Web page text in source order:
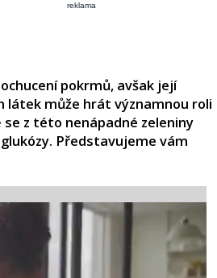
reklama
pokrmů, avšak její
látek může hrát významnou roli
z této nenápadné zeleniny
Představujeme vám